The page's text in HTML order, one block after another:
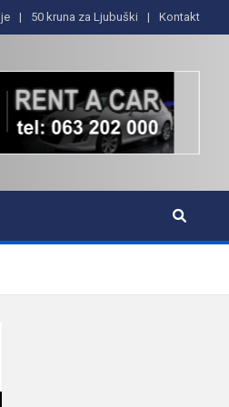
50 kruna za Ljubuški Kontakt